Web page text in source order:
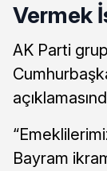
Vermek
AK Parti
Bayram